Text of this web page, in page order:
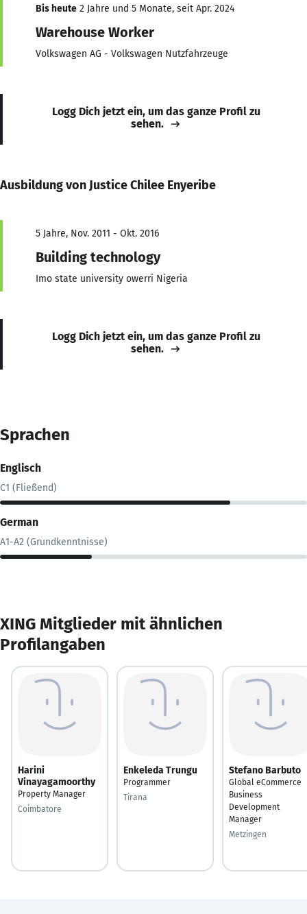
Bis heute 2 Jahre und 5 Monate, seit Apr. 2024
Warehouse Worker
Volkswagen AG - Volkswagen Nutzfahrzeuge
Logg Dich jetzt ein, um das ganze Profil zu
sehen.
Ausbildung von Justice Chilee Enyeribe
5 Jahre, Nov. 2011 - Okt. 2016
Building technology
Imo state university owerri Nigeria
Logg Dich jetzt ein, um das ganze Profil zu
sehen.
Sprachen
Englisch
C1 (Fließend)
German
A1-A2 (Grundkenntnisse)
XING Mitglieder mit ähnlichen
Profilangaben
Harini
Vinayagamoorthy
Property Manager
Coimbatore
Enkeleda Trungu
Programmer
Tirana
Stefano Barbuto
Global eCommerce
Business
Development
Manager
Metzingen